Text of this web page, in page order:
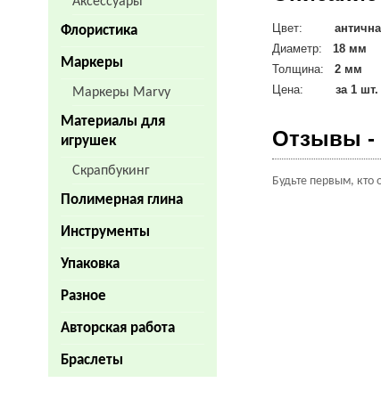
Флористика
Маркеры
Маркеры Marvy
Материалы для
игрушек
Скрапбукинг
Полимерная глина
Инструменты
Упаковка
Разное
Авторская работа
Браслеты
Цвет:
Диаметр:
18 мм
Толщина: 2 мм
Цена:
за 1 шт.
Отзывы -
Будьте первым, кто